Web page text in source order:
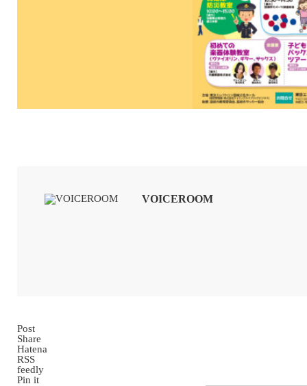
VOICEROOM
Post
Share
Hatena
RSS
feedly
Pin it